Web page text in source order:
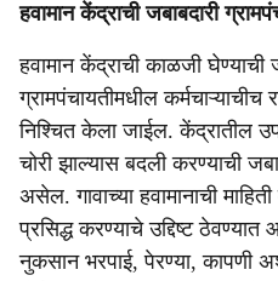
हवामान केंद्राची जबाबदारी
हवामान केंद्राची काळजी घेण्याची
ग्रामपंचायतीमधील
निश्चित केला जाईल. केंद्रातील
चोरी झाल्यास बदली करण्याची
असेल. गावाच्या हवामानाची
प्रसिद्ध करण्याचे उद्दिष्ट
नुकसान भरपाई, पेरण्या, कापणी